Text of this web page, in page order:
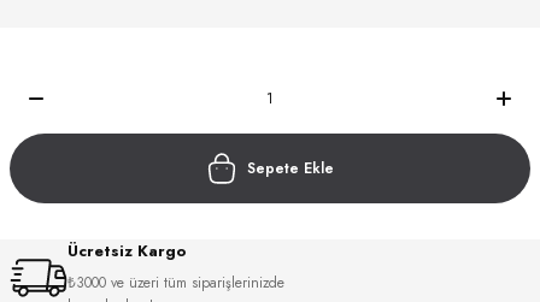
Sepete Ekle
Ücretsiz Kargo
₺3000 ve üzeri tüm siparişlerinizde